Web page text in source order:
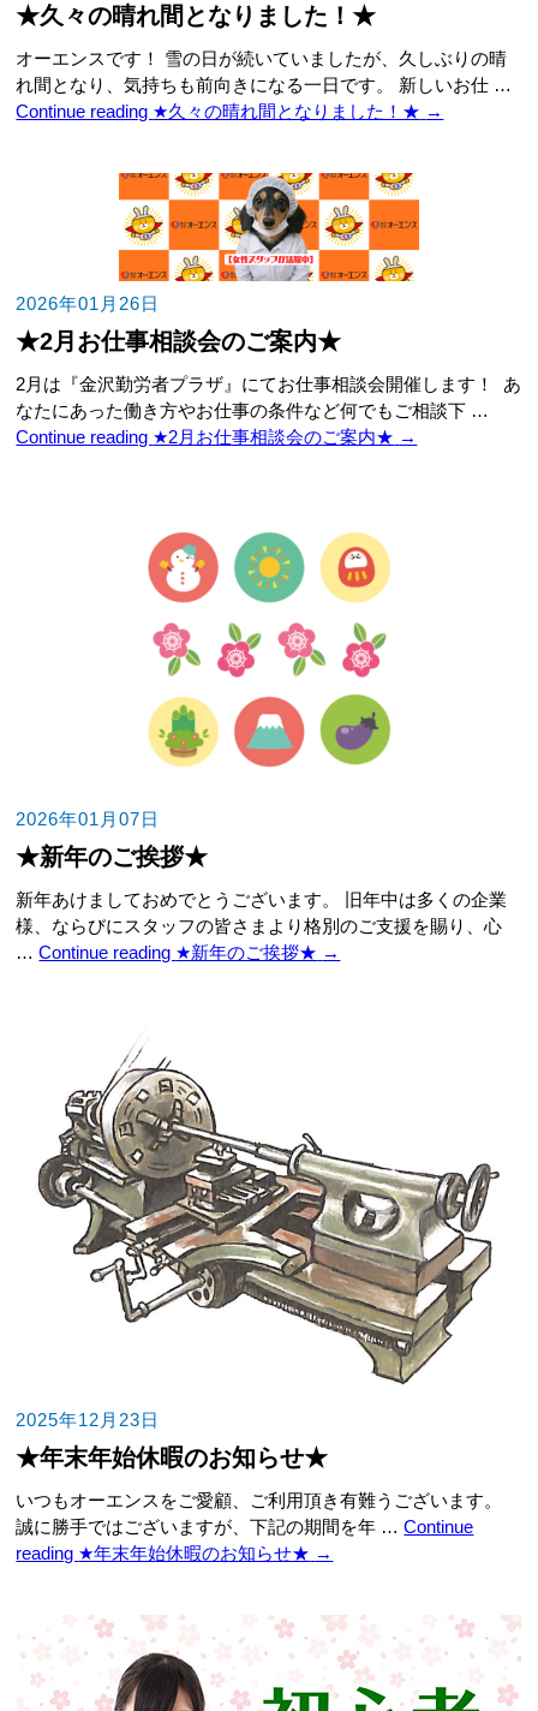
★久々の晴れ間となりました！★
オーエンスです！ 雪の日が続いていましたが、久しぶりの晴
れ間となり、気持ちも前向きになる一日です。 新しいお仕 …
Continue reading ★久々の晴れ間となりました！★ →
2026年01月26日
★2月お仕事相談会のご案内★
2月は『金沢勤労者プラザ』にてお仕事相談会開催します！ あ
なたにあった働き方やお仕事の条件など何でもご相談下 …
Continue reading ★2月お仕事相談会のご案内★ →
2026年01月07日
★新年のご挨拶★
新年あけましておめでとうございます。 旧年中は多くの企業
様、ならびにスタッフの皆さまより格別のご支援を賜り、心
…Continue reading ★新年のご挨拶★ →
2025年12月23日
★年末年始休暇のお知らせ★
いつもオーエンスをご愛顧、ご利用頂き有難うございます。
誠に勝手ではございますが、下記の期間を年 …Continue
reading ★年末年始休暇のお知らせ★ →